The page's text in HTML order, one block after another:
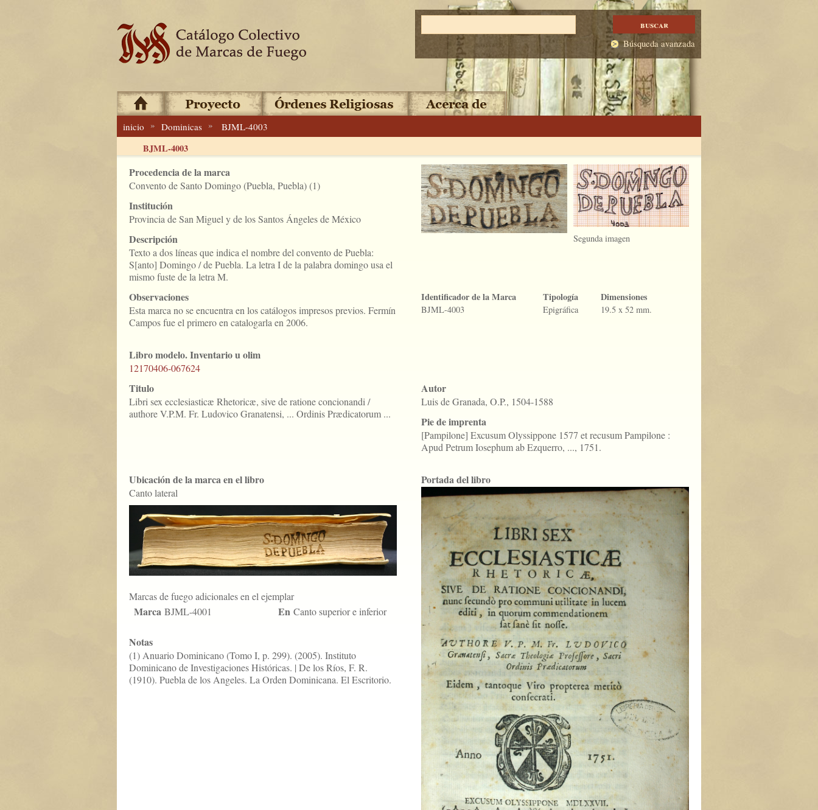
Búsqueda avanzada
inicio » Dominicas » BJML-4003
BJML-4003
Procedencia de la marca
Convento de Santo Domingo (Puebla, Puebla) (1)
Institución
Provincia de San Miguel y de los Santos Ángeles de México
Descripción
Texto a dos líneas que indica el nombre del convento de Puebla:
S[anto] Domingo / de Puebla. La letra I de la palabra domingo usa el
mismo fuste de la letra M.
Observaciones
Esta marca no se encuentra en los catálogos impresos previos. Fermín
Campos fue el primero en catalogarla en 2006.
Segunda imagen
Identificador de la Marca
BJML-4003
Tipología
Epigráfica
Dimensiones
19.5 x 52 mm.
Libro modelo. Inventario u olim
12170406-067624
Titulo
Libri sex ecclesiasticæ Rhetoricæ, sive de ratione concionandi /
authore V.P.M. Fr. Ludovico Granatensi, ... Ordinis Prædicatorum ...
Autor
Luis de Granada, O.P., 1504-1588
Pie de imprenta
[Pampilone] Excusum Olyssippone 1577 et recusum Pampilone :
Apud Petrum Iosephum ab Ezquerro, ..., 1751.
Ubicación de la marca en el libro
Canto lateral
Marcas de fuego adicionales en el ejemplar
Marca BJML-4001 En Canto superior e inferior
Notas
(1) Anuario Dominicano (Tomo I, p. 299). (2005). Instituto
Dominicano de Investigaciones Históricas. | De los Ríos, F. R.
(1910). Puebla de los Angeles. La Orden Dominicana. El Escritorio.
Portada del libro